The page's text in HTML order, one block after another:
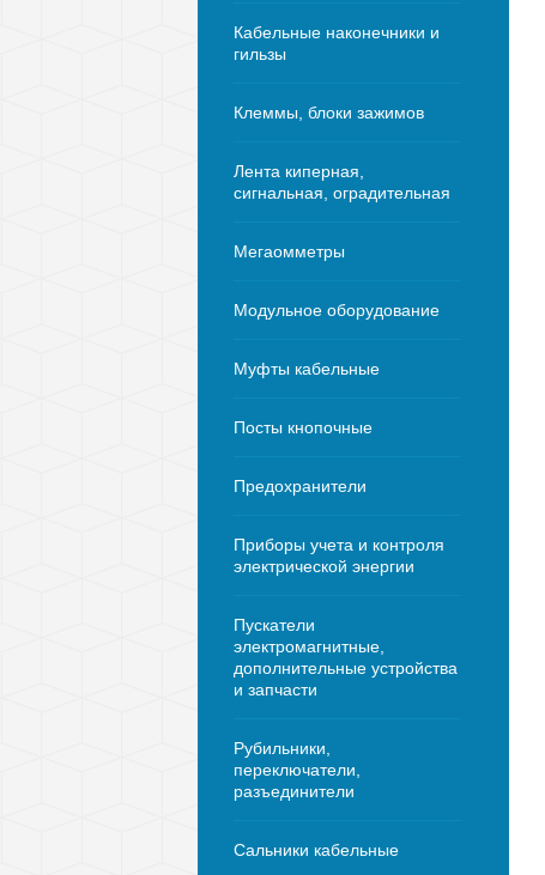
Кабельные наконечники и
гильзы
Клеммы, блоки зажимов
Лента киперная,
сигнальная, оградительная
Мегаомметры
Модульное оборудование
Муфты кабельные
Посты кнопочные
Предохранители
Приборы учета и контроля
электрической энергии
Пускатели
электромагнитные,
дополнительные устройства
и запчасти
Рубильники,
переключатели,
разъединители
Сальники кабельные